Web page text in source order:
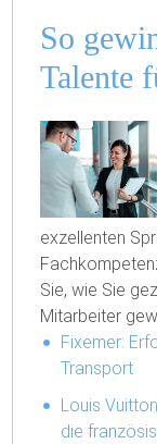
So
Talente
exzellenten
Sie, wie Sie
Mitarbeiter
Fixemer:
Transport
Louis
die